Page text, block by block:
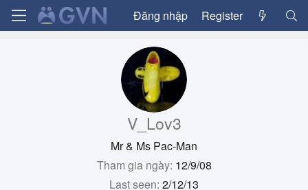
Đăng nhập Register
V_Lov3
Mr & Ms Pac-Man
Tham gia ngày 12/9/08
Last seen 2/12/13